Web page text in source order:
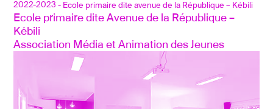
2022-2023- Ecole primaire dite avenue de la République – Kébili
Ecole primaire dite Avenue de la République –
Kébili
Association Média et Animation des Jeunes